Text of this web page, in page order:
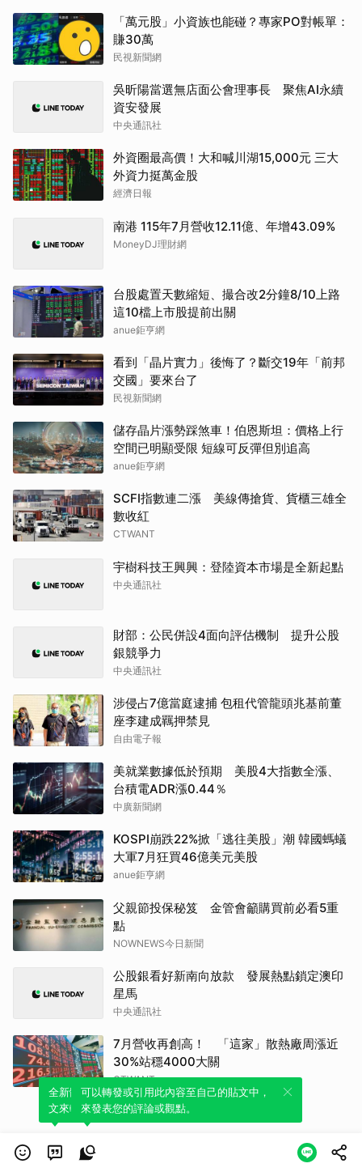
「萬元股」小資族也能碰？專家PO對帳單：
賺30萬
民視新聞網
吳昕陽當選無店面公會理事長 聚焦AI永續
資安發展
中央通訊社
外資圈最高價！大和喊川湖15,000元 三大
外資力挺萬金股
經濟日報
南港 115年7月營收12.11億、年增43.09%
MoneyDJ理財網
台股處置天數縮短、撮合改2分鐘8/10上路
這10檔上市股提前出關
anue鉅亨網
看到「晶片實力」後悔了？斷交19年「前邦
交國」要來台了
民視新聞網
儲存晶片漲勢踩煞車！伯恩斯坦：價格上行
空間已明顯受限 短線可反彈但別追高
anue鉅亨網
SCFI指數連二漲 美線傳搶貨、貨櫃三雄全
數收紅
CTWANT
宇樹科技王興興：登陸資本市場是全新起點
中央通訊社
財部：公民併設4面向評估機制 提升公股
銀競爭力
中央通訊社
涉侵占7億當庭逮捕 包租代管龍頭兆基前董
座李建成羈押禁見
自由電子報
美就業數據低於預期 美股4大指數全漲、
台積電ADR漲0.44％
中廣新聞網
KOSPI崩跌22%掀「逃往美股」潮 韓國螞蟻
大軍7月狂買46億美元美股
anue鉅亨網
父親節投保秘笈 金管會籲購買前必看5重
點
NOWNEWS今日新聞
公股銀看好新南向放款 發展熱點鎖定澳印
星馬
中央通訊社
7月營收再創高！ 「這家」散熱廠周漲近
30%站穩4000大關
CTWANT
全新體驗！一鍵引用此內容，透過發布貼
文來輕鬆表達個人立場。
可以轉發或引用此內容至自己的貼文中，
來發表您的評論或觀點。